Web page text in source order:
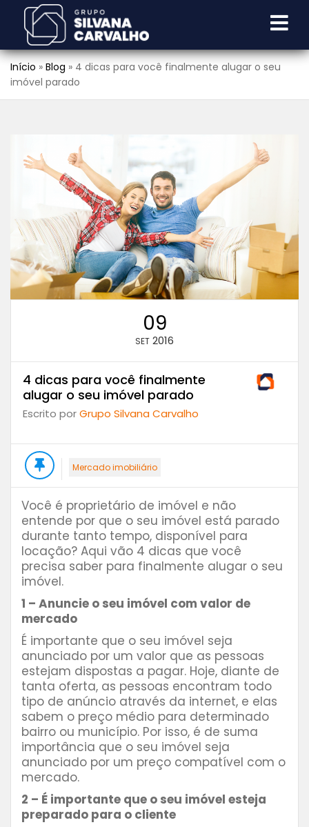
Início » Blog » 4 dicas para você finalmente alugar o seu
imóvel parado
09
SET 2016
4 dicas para você finalmente
alugar o seu imóvel parado
Escrito porGrupo Silvana Carvalho
Mercado imobiliário
Você é proprietário de imóvel e não
entende por que o seu imóvel está parado
durante tanto tempo, disponível para
locação? Aqui vão 4 dicas que você
precisa saber para finalmente alugar o seu
imóvel.
1 – Anuncie o seu imóvel com valor de
mercado
É importante que o seu imóvel seja
anunciado por um valor que as pessoas
estejam dispostas a pagar. Hoje, diante de
tanta oferta, as pessoas encontram todo
tipo de anúncio através da internet, e elas
sabem o preço médio para determinado
bairro ou município. Por isso, é de suma
importância que o seu imóvel seja
anunciado por um preço compatível com o
mercado.
2 – É importante que o seu imóvel esteja
preparado para o cliente